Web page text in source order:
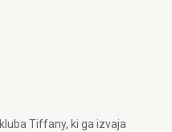
Tiffany, ki ga izvaja